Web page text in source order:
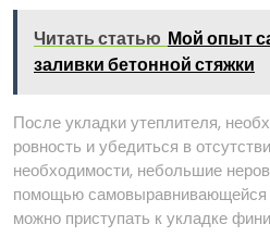
Читать статью Мой опыт
заливки бетонной стяжки
После укладки утеплителя,
ровность и убедиться в
необходимости, небольшие
помощью самовыравнивающейся
можно приступать к укладке